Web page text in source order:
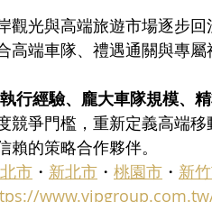
觀光與高端旅遊市場逐步
高端車隊、禮遇通關與專
行經驗、龐大車隊規模、
競爭門檻，重新定義高端
賴的策略合作夥伴。
市 ・ 新北市 ・ 桃園市 ・ 新